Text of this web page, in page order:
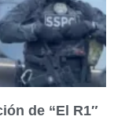
de “El R1″